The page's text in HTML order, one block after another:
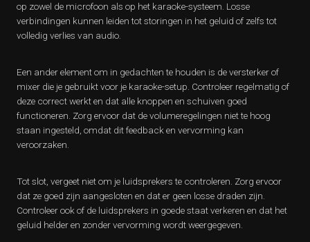
op zowel de microfoon als op het karaoke-systeem. Losse
verbindingen kunnen leiden tot storingen in het geluid of zelfs tot
volledig verlies van audio.
Een ander element om in gedachten te houden is de versterker of
mixer die je gebruikt voor je karaoke-setup. Controleer regelmatig of
deze correct werkt en dat alle knoppen en schuiven goed
functioneren. Zorg ervoor dat de volumeregelingen niet te hoog
staan ingesteld, omdat dit feedback en vervorming kan
veroorzaken.
Tot slot, vergeet niet om je luidsprekers te controleren. Zorg ervoor
dat ze goed zijn aangesloten en dat er geen losse draden zijn.
Controleer ook of de luidsprekers in goede staat verkeren en dat het
geluid helder en zonder vervorming wordt weergegeven.